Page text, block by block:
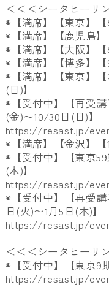
＜＜＜シータヒーリ
◉【満席】【東京】【
◉【満席】【鹿児島】
◉【満席】【大阪】【
◉【満席】【博多】【
◉【満席】【東京】
(日)】
◉【受付中】【再受講
(金)〜10/30日(日)】
https://resast.jp/
◉【満席】【金沢】【
◉【受付中】【東京
(木)】
https://resast.jp/
◉【受付中】【再受
日(火)〜1月5日(木)】
https://resast.jp/
＜＜＜シータヒーリ
◉【受付中】【東京9
https://resast.jp/